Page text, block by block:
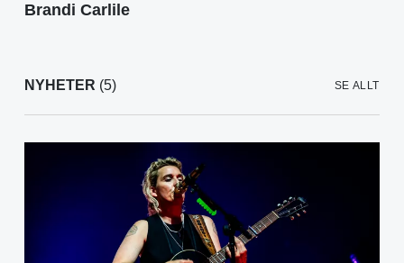
Brandi Carlile
NYHETER (5) SE ALLT